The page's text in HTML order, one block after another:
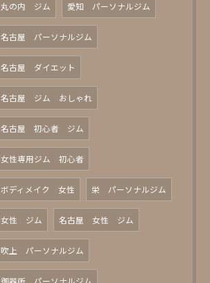
丸の内 ジム 愛知 パーソナルジム
名古屋 パーソナルジム
名古屋 ダイエット
名古屋 ジム おしゃれ
名古屋 初心者 ジム
女性専用ジム 初心者
ボディメイク 女性 栄 パーソナルジム
女性 ジム 名古屋 女性 ジム
吹上 パーソナルジム